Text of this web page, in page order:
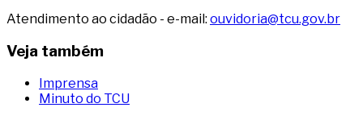
Atendimento ao cidadão - e-mail: ouvidoria@tcu.gov.br
Veja também
Imprensa
Minuto do TCU